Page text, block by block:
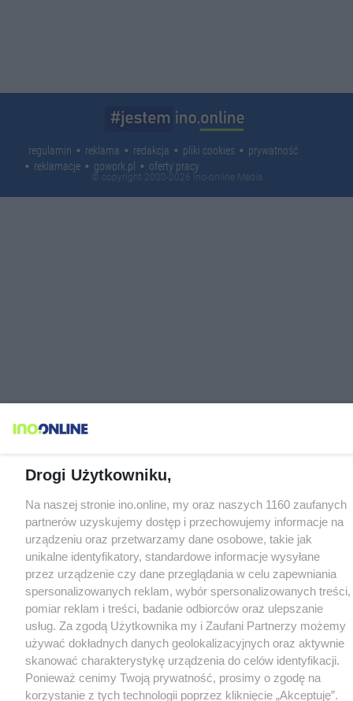
regulamin reklama redakcja pliki cookies
prywatność
reklamacje
gowork.pl oferty pracy
© copyright 2000-2026 Ino-online Media
Drogi Użytkowniku,
Na naszej stronie ino.online, my oraz naszych 1160 zaufanych
partnerów uzyskujemy dostęp i przechowujemy informacje na
urządzeniu oraz przetwarzamy dane osobowe, takie jak
unikalne identyfikatory, standardowe informacje wysyłane
przez urządzenie czy dane przeglądania w celu zapewniania
spersonalizowanych reklam, wybór spersonalizowanych treści,
pomiar reklam i treści, badanie odbiorców oraz ulepszanie
usług. Za zgodą Użytkownika my i Zaufani Partnerzy możemy
używać dokładnych danych geolokalizacyjnych oraz aktywnie
skanować charakterystykę urządzenia do celów identyfikacji.
Ponieważ cenimy Twoją prywatność, prosimy o zgodę na
korzystanie z tych technologii poprzez kliknięcie „Akceptuję”.